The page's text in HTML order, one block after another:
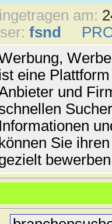
am:
fsnd
eine
und
Informationen
können Sie